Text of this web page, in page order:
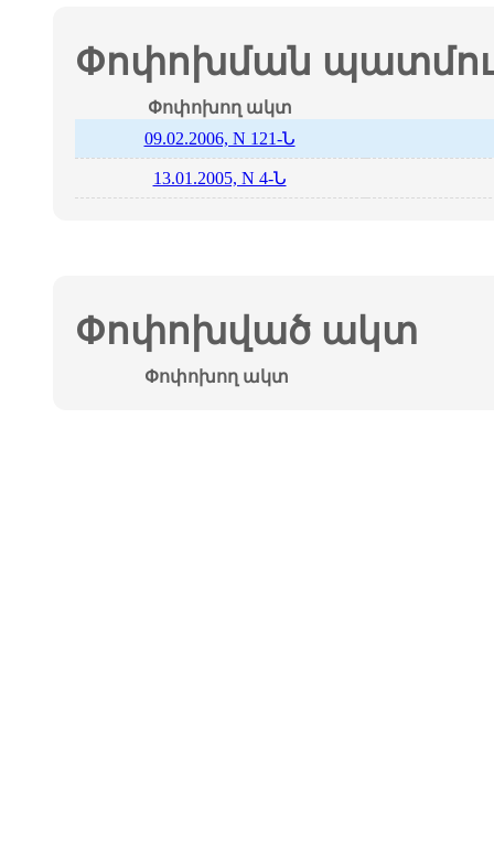
Փոփոխման
Փոփոխող ակտ
09.02.2006, N 121-Ն
13.01.2005, N 4-Ն
Փոփոխված ակտ
Փոփոխող ակտ